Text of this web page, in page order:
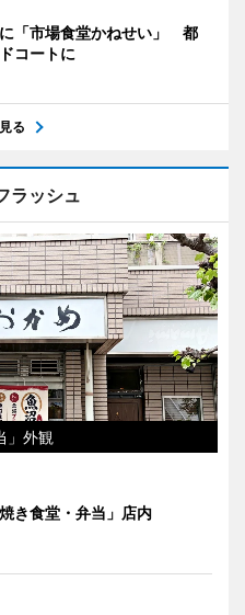
「市場食堂かねせい」 都
コートに
る
ラッシュ
」外観
き食堂・弁当」店内